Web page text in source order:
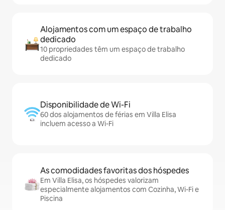
Alojamentos com um espaço de trabalho
dedicado
10 propriedades têm um espaço de trabalho
dedicado
Disponibilidade de Wi-Fi
60 dos alojamentos de férias em Villa Elisa
incluem acesso a Wi-Fi
As comodidades favoritas dos hóspedes
Em Villa Elisa, os hóspedes valorizam
especialmente alojamentos com Cozinha, Wi-Fi e
Piscina